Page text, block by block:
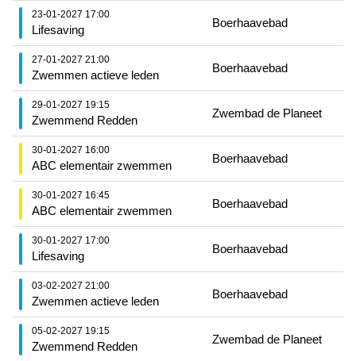
23-01-2027 17:00
Lifesaving
Boerhaavebad
27-01-2027 21:00
Zwemmen actieve leden
Boerhaavebad
29-01-2027 19:15
Zwemmend Redden
Zwembad de Planeet
30-01-2027 16:00
ABC elementair zwemmen
Boerhaavebad
30-01-2027 16:45
ABC elementair zwemmen
Boerhaavebad
30-01-2027 17:00
Lifesaving
Boerhaavebad
03-02-2027 21:00
Zwemmen actieve leden
Boerhaavebad
05-02-2027 19:15
Zwemmend Redden
Zwembad de Planeet